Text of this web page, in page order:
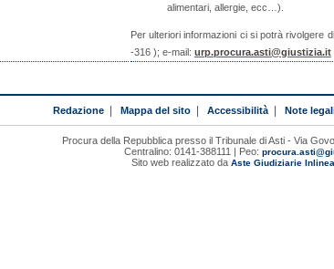
alimentari, allergie, ecc…).
Per ulteriori informazioni ci si potrà rivolgere
-316 ); e-mail: urp.procura.asti@giustizia.it
Redazione| Mappa del sito| Accessibilità| Note
Procura della Repubblica presso il Tribunale di Asti - Via
Centralino: 0141-388111 | Peo:
Sito web realizzato da Aste Giudiziarie Inlinea